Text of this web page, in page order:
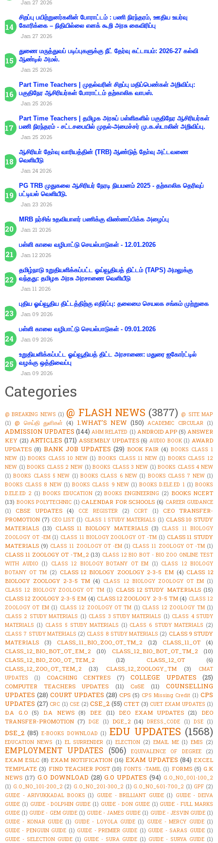
Jan 27 2026
சிறப்பு பயிற்றுனர்களின் போராட்டம் : பணி நிரந்தரம், ஊதிய உயர்வு
கோரிக்கை – நிதியில்லை எனக் கூறி அரசு கைவிரிப்பு
Jan 27 2026
துணை மருத்துவப் படிப்புகளுக்கு நீட் தேர்வு கட்டாயம்: 2026-27 கல்வி
ஆண்டில் அமல்.
Jan 25 2026
Part Time Teachers | முதல்வரின் சிறப்பு மதிப்பெண்கள் அறிவிப்பு:
பகுதிநேர ஆசிரியர்கள் போராட்டம் தற்காலிக வாபஸ்.
Jan 25 2026
Part Time Teachers | தமிழக அரசுப் பள்ளிகளில் பகுதிநேர ஆசிரியர்கள்
பணி நிரந்தரம் - சட்டசபையில் முதல்-அமைச்சர் மு.க.ஸ்டாலின் அறிவிப்பு.
Jan 25 2026
ஆசிரியா் தோ்வு வாரியத்தின் (TRB) ஆண்டுத் தோ்வு அட்டவணை
வெளியீடு
Jan 24 2026
PG TRB முதுகலை ஆசிரியர் நேரடி நியமனம் 2025 - தற்காலிக தெரிவுப்
பட்டியல் வெளியீடு.
Jan 23 2026
MRB நர்சிங் உதவியாளர் பணிக்கு விண்ணப்பிக்க அழைப்பு
Jan 21 2026
பள்ளி காலை வழிபாட்டு செயல்பாடுகள் - 12.01.2026
Jan 12 2026
தமிழ்நாடு உறுதியளிக்கப்பட்ட ஓய்வூதியத் திட்டம் (TAPS) அமலுக்கு
வந்தது: தமிழக அரசு அரசாணை வெளியீடு
Jan 11 2026
புதிய ஓய்வூதிய திட்டத்திற்கு எதிர்ப்பு: தலைமை செயலக சங்கம் முற்றுகை
Jan 09 2026
பள்ளி காலை வழிபாட்டு செயல்பாடுகள் - 09.01.2026
Jan 09 2026
உறுதியளிக்கப்பட்ட ஓய்வூதியத் திட்ட அரசாணை: மதுரை ஐகோர்ட்டில்
வழக்கு ஒத்திவைப்பு
Jan 09 2026
Categories
@ BREAKING NEWS (1) @ FLASH NEWS (3877) @ SITE MAP
(1) @ செய்தி துளிகள் (4) 1.WHAT'S NEW (150) ACADEMIC CIRCULAR (1)
ADMISSION UPDATES (144) AHM RELATED (1) ANDROID APP (5) ANSWER
KEY (21) ARTICLES (171) ASSEMBLY UPDATES (6) AUDIO BOOK (1) AWARD
UPDATES (8) BANK JOB UPDATES (29) BOOK FAIR (4) BOOKS CLASS 1
NEW (1) BOOKS CLASS 10 NEW (1) BOOKS CLASS 11 NEW (1) BOOKS CLASS 12
NEW (1) BOOKS CLASS 2 NEW (1) BOOKS CLASS 3 NEW (1) BOOKS CLASS 4 NEW
(1) BOOKS CLASS 5 NEW (1) BOOKS CLASS 6 NEW (1) BOOKS CLASS 7 NEW (1)
BOOKS CLASS 8 NEW (1) BOOKS CLASS 9 NEW (1) BOOKS D.ELE.ED 1 (1) BOOKS
D.ELE.ED 2 (1) BOOKS EDUCATION (2) BOOKS ENGINEERING (2) BOOKS NCERT
(13) BOOKS POLYTECHNIC (1) CALENDAR FOR SCHOOLS (6) CAREER GUIDANCE
(1)
CBSE UPDATES (4) CCE REGISTER (2) CCRT (1)
CEO TRANSFER-
PROMOTION (7) CEO LIST (1) CLASS 1 STUDY MATERIALS (1) CLASS 10 STUDY
MATERIALS (13) CLASS 11 BIOLOGY MATERIALS (3) CLASS 11 BIOLOGY
ZOOLOGY OT -EM (1) CLASS 11 BIOLOGY ZOOLOGY OT -TM (1) CLASS 11 STUDY
MATERIALS (9) CLASS 11 ZOOLOGY OT -EM (1) CLASS 11 ZOOLOGY OT -TM (1)
CLASS 11 ZOOLOGY OT -TM_2 (13) CLASS 12 BIO BOT - BIO ZOO ONLINE TEST
WITH AUDIO (1) CLASS 12 BIOLOGY BOTANY OT EM (1) CLASS 12 BIOLOGY
BOTANY OT TM (2) CLASS 12 BIOLOGY ZOOLOGY 2-3-5 EM (4) CLASS 12
BIOLOGY ZOOLOGY 2-3-5 TM (4) CLASS 12 BIOLOGY ZOOLOGY OT EM (1)
CLASS 12 BIOLOGY ZOOLOGY OT TM (1) CLASS 12 STUDY MATERIALS (15)
CLASS 12 ZOOLOGY 2-3-5 EM (4) CLASS 12 ZOOLOGY 2-3-5 TM (4) CLASS 12
ZOOLOGY OT EM (1) CLASS 12 ZOOLOGY OT TM (1) CLASS 12 ZOOLOGY TM (1)
CLASS 2 STUDY MATERIALS (1) CLASS 3 STUDY MATERIALS (1) CLASS 4 STUDY
MATERIALS (1) CLASS 5 STUDY MATERIALS (1) CLASS 6 STUDY MATERIALS (2)
CLASS 7 STUDY MATERIALS (2) CLASS 8 STUDY MATERIALS (2) CLASS 9 STUDY
MATERIALS
(3) CLASS_11_BIO_ZOO_OT_TM_2 (12) CLASS_11_OT
(4)
CLASS_12_BIO_BOT_OT_EM_2
(10) CLASS_12_BIO_BOT_OT_TM_2
(10)
CLASS_12_BIO_ZOO_OT_TEM_2
(12) CLASS_12_OT
(6)
CLASS_12_ZOO_OT_TEM_2
(13) CLASS_12_ZOOLOGY_TM (3)
CMAT
UPDATES
(1) COACHING CENTRES (7) COLLEGE UPDATES (25)
COMPUTER TEACHERS UPDATES (11) CoSE (11)
COUNSELLING
UPDATES (28) COURT UPDATES (28) CPS (5) CPS Missing Credit (1) CPS
UPDATES (27) CRC (1) CSE (2) CSE_2 (55) CTET (3) CUET EXAM UPDATES (1)
D.A G.O (5) D.A NEWS (8) DEE (11) DEO EXAM UPDATES (21)
DEO
TRANSFER-PROMOTION (7) DGE (1) DGE_2 (14) DRESS_CODE (1) DSE (1)
DSE_2 (85) E-BOOKS DOWNLOAD (1) EDU UPDATES (1568)
EDUCATION NEWS (1) EL SURRENDER (1) ELECTION (2) EMAIL ME (1) EMIS (2)
EMPLOYMENT UPDATES (506) EQUIVALENCE OF DEGREE (2)
EXAM ESLC (8) EXAM NOTIFICATION (16) EXAM UPDATES (84) EXCEL
TEMPLATE (3) FIND TEACHER POST (10) FONTS -TAMIL (1) FORMS (5) G.K
NEWS (17) G.O DOWNLOAD (28) G.O UPDATES (94) G.O_NO_001-100_2
(1) G.O_NO_101-200_2 (2) G.O_NO_201-300_2 (1) G.O_NO_601-700_2 (1) GPF (2)
GUIDE - ARIVUKKADAL BOOKS (1) GUIDE - BRILLIANT GUIDE (1) GUIDE - DEIVA
GUIDE (1) GUIDE - DOLPHIN GUIDE (1) GUIDE - DON GUIDE (1) GUIDE - FULL MARKS
GUIDE (1) GUIDE - GEM GUIDE (1) GUIDE - JAMES GUIDE (1) GUIDE - JESVIN GUIDE (1)
GUIDE - KONAR GUIDE (1) GUIDE - LOYOLA GUIDE (1) GUIDE - MERCY GUIDE (1)
GUIDE - PENGUIN GUIDE (1) GUIDE - PREMIER GUIDE (1) GUIDE - SARAS GUIDE (1)
GUIDE - SELECTION GUIDE (1) GUIDE - SURA GUIDE (1) GUIDE - SURYA GUIDE (1)